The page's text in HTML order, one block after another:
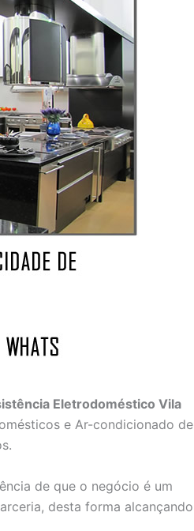
Eletrodoméstico Vila
e Ar-condicionado de
de que o negócio é um
desta forma alcançando